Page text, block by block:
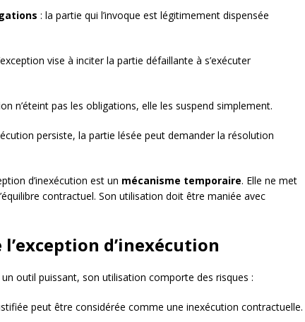
: la partie qui l’invoque est légitimement dispensée
vise à inciter la partie défaillante à s’exécuter
n’éteint pas les obligations, elle les suspend simplement.
persiste, la partie lésée peut demander la résolution
d’inexécution est un mécanisme temporaire. Elle ne met
contractuel. Son utilisation doit être maniée avec
d’inexécution
un outil puissant, son utilisation comporte des risques :
peut être considérée comme une inexécution contractuelle.